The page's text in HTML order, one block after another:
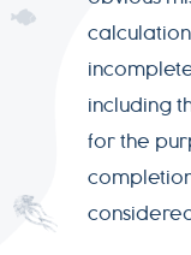
including
for the